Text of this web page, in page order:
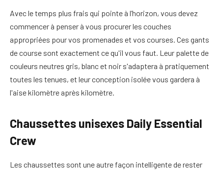
Avec le temps plus frais qui pointe à l’horizon, vous devez
commencer à penser à vous procurer les couches
appropriées pour vos promenades et vos courses. Ces gants
de course sont exactement ce qu'il vous faut. Leur palette de
couleurs neutres gris, blanc et noir s'adaptera à pratiquement
toutes les tenues, et leur conception isolée vous gardera à
l'aise kilomètre après kilomètre.
Chaussettes unisexes Daily Essential
Crew
Les chaussettes sont une autre façon intelligente de rester